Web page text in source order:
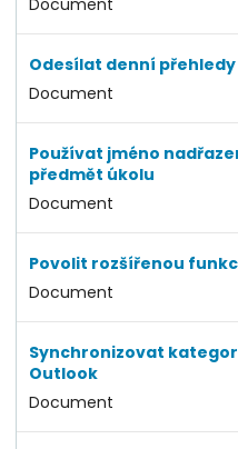
Odesílat denní
Document
Používat jméno
předmět úkolu
Document
Povolit rozšířenou
Document
Synchronizovat
Outlook
Document